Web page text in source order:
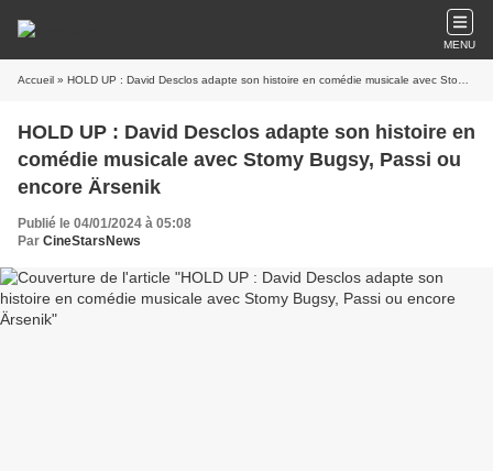
MENU
Accueil » HOLD UP : David Desclos adapte son histoire en comédie musicale avec Stomy Bugsy, Passi ou encore Ärsenik
HOLD UP : David Desclos adapte son histoire en
comédie musicale avec Stomy Bugsy, Passi ou
encore Ärsenik
Publié le 04/01/2024 à 05:08
Par CineStarsNews